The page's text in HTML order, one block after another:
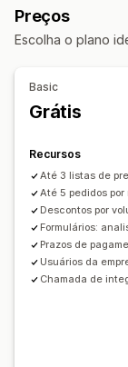
Códigos de
Descontos por
Formas de
Formulário de
Gerenciamento de
Processamento
Pedidos manuais
Quantidade
Opções de frete
Preços
Escolha o plano
Basic
Grátis
Recursos
Até 3 listas de
Até 5 pedidos por
Descontos por
Formulários:
Prazos de
Usuários da
Chamada de